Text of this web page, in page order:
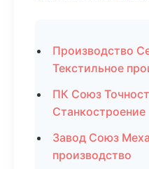
Производство
Текстильное
ПК Союз
Станкостроение
Завод Союз
производство